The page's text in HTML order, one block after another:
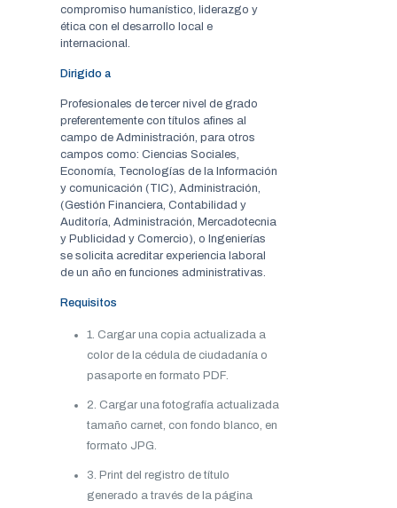
compromiso humanístico, liderazgo y
ética con el desarrollo local e
internacional.
Dirigido a
Profesionales de tercer nivel de grado
preferentemente con títulos afines al
campo de Administración, para otros
campos como: Ciencias Sociales,
Economía, Tecnologías de la Información
y comunicación (TIC), Administración,
(Gestión Financiera, Contabilidad y
Auditoría, Administración, Mercadotecnia
y Publicidad y Comercio), o Ingenierías
se solicita acreditar experiencia laboral
de un año en funciones administrativas.
Requisitos
1. Cargar una copia actualizada a
color de la cédula de ciudadanía o
pasaporte en formato PDF.
2. Cargar una fotografía actualizada
tamaño carnet, con fondo blanco, en
formato JPG.
3. Print del registro de título
generado a través de la página